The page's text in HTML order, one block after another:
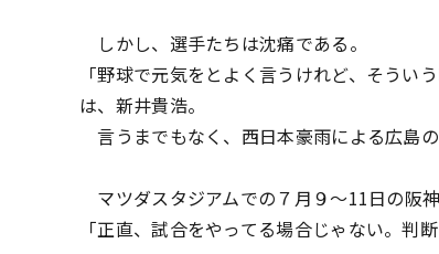
しかし、選手たちは沈痛である。
「野球で元気をとよく言うけれど、そうい
は、新井貴浩。
言うまでもなく、西日本豪雨による広島
マツダスタジアムでの７月９～11日の阪
「正直、試合をやってる場合じゃない。判